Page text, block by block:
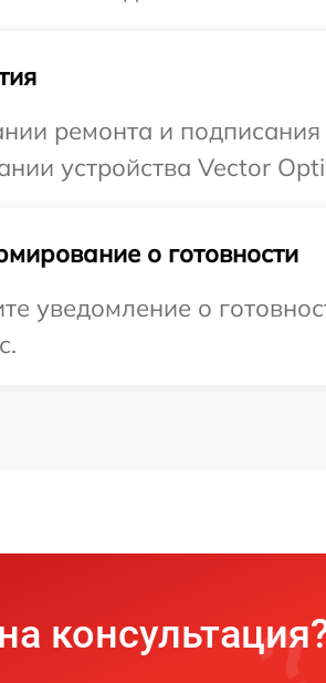
ремонта и
устройства Vector
о готовности
уведомление о